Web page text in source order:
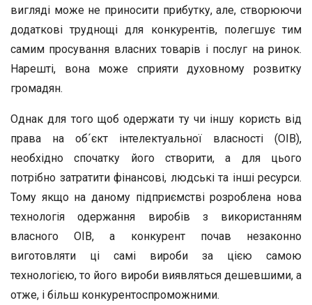
вигляді може не приносити прибутку, але, створюючи
додаткові труднощі для конкурентів, полегшує тим
самим просування власних товарів і послуг на ринок.
Нарешті, вона може сприяти духовному розвитку
громадян.
Однак для того щоб одержати ту чи іншу користь від
права на об´єкт інтелектуальної власності (ОІВ),
необхідно спочатку його створити, а для цього
потрібно затратити фінансові, людські та інші ресурси.
Тому якщо на даному підприємстві розроблена нова
технологія одержання виробів з використанням
власного ОІВ, а конкурент почав незаконно
виготовляти ці самі вироби за цією самою
технологією, то його вироби виявляться дешевшими, а
отже, і більш конкурентоспроможними.